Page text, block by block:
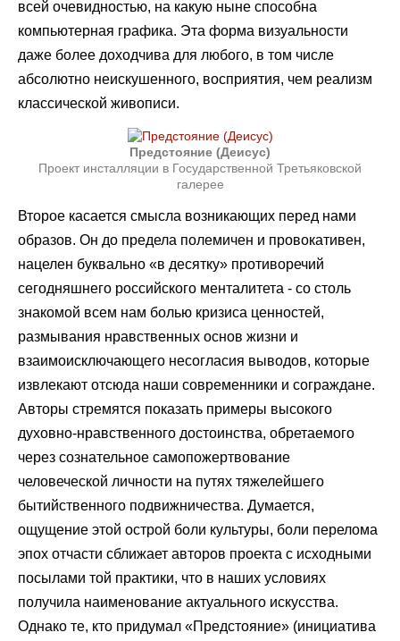
всей очевидностью, на какую ныне способна
компьютерная графика. Эта форма визуальности
даже более доходчива для любого, в том числе
абсолютно неискушенного, восприятия, чем реализм
классической живописи.
Предстояние (Деисус)
Проект инсталляции в Государственной Третьяковской
галерее
Второе касается смысла возникающих перед нами
образов. Он до предела полемичен и провокативен,
нацелен буквально «в десятку» противоречий
сегодняшнего российского менталитета - со столь
знакомой всем нам болью кризиса ценностей,
размывания нравственных основ жизни и
взаимоисключающего несогласия выводов, которые
извлекают отсюда наши современники и сограждане.
Авторы стремятся показать примеры высокого
духовно-нравственного достоинства, обретаемого
через сознательное самопожертвование
человеческой личности на путях тяжелейшего
бытийственного подвижничества. Думается,
ощущение этой острой боли культуры, боли перелома
эпох отчасти сближает авторов проекта с исходными
посылами той практики, что в наших условиях
получила наименование актуального искусства.
Однако те, кто придумал «Предстояние» (инициатива